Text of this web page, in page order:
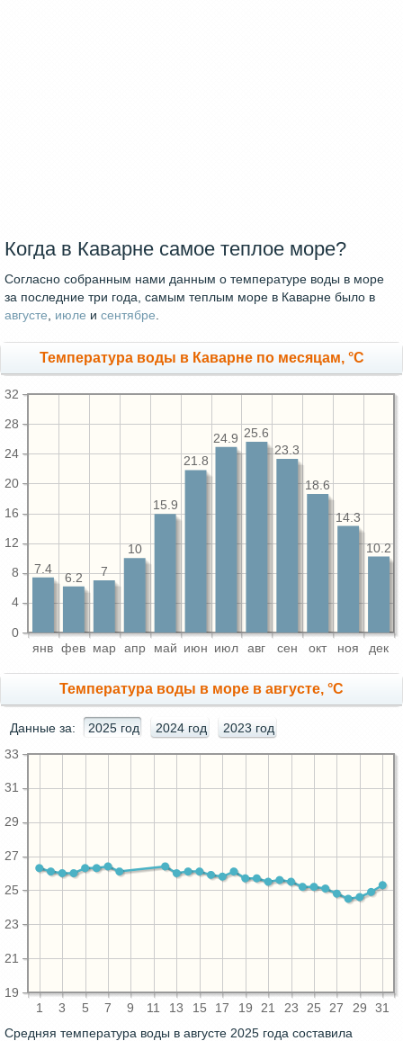
Когда в Каварне самое теплое море?
Согласно собранным нами данным о температуре воды в море
за последние три года, самым теплым море в Каварне было в
августе
июле и сентябре
Температура воды в Каварне по месяцам, °C
янв фев мар апр май июн июл авг сен окт ноя дек
0
4
8
12
16
20
24
28
32
10.2
14.3
18.6
23.3
25.6
24.9
21.8
15.9
10
7
6.2
7.4
Температура воды в море в августе, °C
Данные за: 2025 год 2024 год 2023 год
1 3 5 7 9 11 13 15 17 19 21 23 25 27 29 31
19
21
23
25
27
29
31
33
Средняя температура воды в августе 2025 года составила